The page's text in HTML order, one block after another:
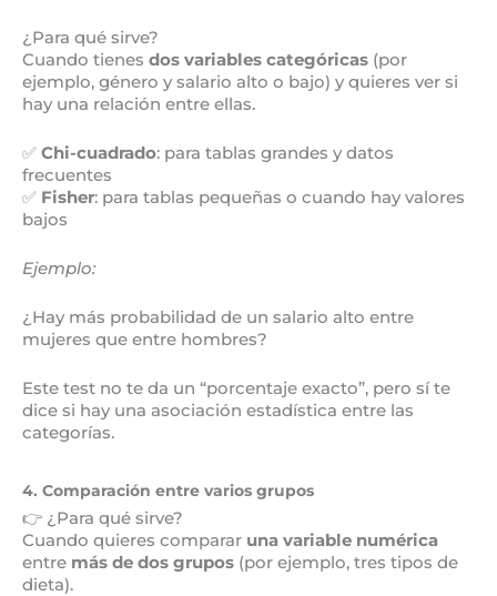
¿Para qué sirve?
Cuando tienes dos variables categóricas (por
ejemplo, género y salario alto o bajo) y quieres ver si
hay una relación entre ellas.
✅ Chi-cuadrado: para tablas grandes y datos
frecuentes
✅ Fisher: para tablas pequeñas o cuando hay valores
bajos
Ejemplo:
¿Hay más probabilidad de un salario alto entre
mujeres que entre hombres?
Este test no te da un “porcentaje exacto”, pero sí te
dice si hay una asociación estadística entre las
categorías.
4. Comparación entre varios grupos
👉 ¿Para qué sirve?
Cuando quieres comparar una variable numérica
entre más de dos grupos (por ejemplo, tres tipos de
dieta).